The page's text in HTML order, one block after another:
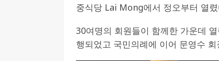
[ 2026-07-27 ]
튀빙겐대, ‘독일어권 한
[ 2026-07-20 ] 7.23 접수마감] 제108
[ 2026-07-20 ]
“정체성은 연결의 자산
중식당 Lai Mong에서 정오부터 열
30여명의 회원들이 함께한 가운데
행되었고 국민의례에 이어 문영수